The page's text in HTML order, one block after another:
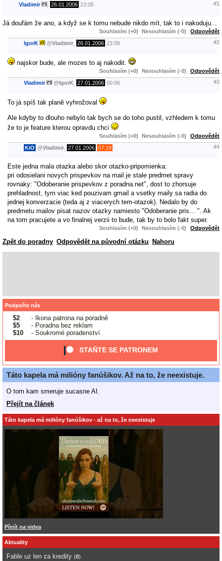
Vladimir 26.01.2006 23:05 #1
Já doufám že ano, a když se k tomu nebude nikdo mít, tak to i nakoduju...
Souhlasím (+0) Nesouhlasím (-0) Odpovědět
IgorK @Vladimir 26.01.2006 23:58 #2
najskor bude, ale mozes to aj nakodit.
Souhlasím (+0) Nesouhlasím (-0) Odpovědět
Vladimir @IgorK 27.01.2006 00:06 #3
To já spíš tak planě vyhrožoval
Ale kdyby to dlouho nebylo tak bych se do toho pustil, vzhledem k tomu
že to je feature kterou opravdu chci
Souhlasím (+0) Nesouhlasím (-0) Odpovědět
KiO @Vladimir 27.01.2006 07:19 #4
Este jedna mala otazka alebo skor otazko-pripomienka:
pri odosielani novych prispevkov na mail je stale predmet spravy
rovnaky: "Odoberanie prispevkov z poradna.net", dost to zhorsuje
prehladnost, tym viac ked pouzivam gmail a vsetky maily sa radia do
jednej konverzacie (teda aj z viacerych tem-otazok). Nedalo by do
predmetu mailov pisat nazov otazky namiesto "Odoberanie pris... ". Ak
na tom pracujete a vo finalnej verzii to bude, tak by to bolo fakt super.
Souhlasím (+0) Nesouhlasím (-0) Odpovědět
Zpět do poradny Odpovědět na původní otázku Nahoru
Podpořte nás
$2
- Ikona patrona na poradně
$5
- Poradna bez reklam
$10
- Soukromé poradenství
STAŇTE SE PATRONEM
Táto kapela má milióny fanúšikov. Až na to, že neexistuje.
O tom kam smeruje sucasne AI.
Přejít na článek
Táto kapela má milióny fanúšikov - až na to, že neexistuje
Přejít na videa
Aktuality
Fable uz len za kredity (0)